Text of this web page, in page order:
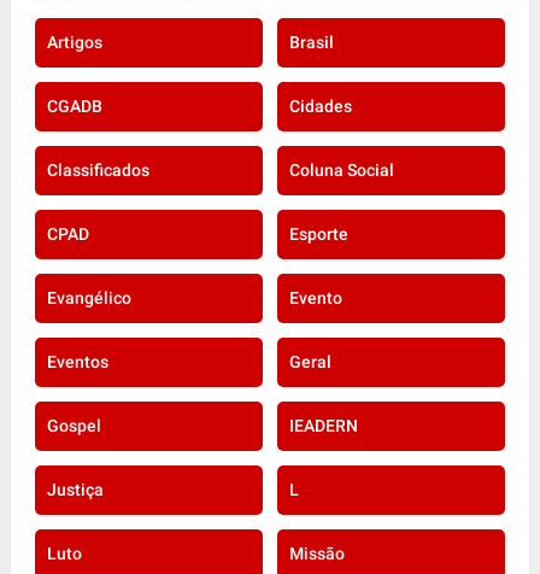
Artigos Brasil
CGADB Cidades
Classificados Coluna Social
CPAD Esporte
Evangélico Evento
Eventos Geral
Gospel IEADERN
Justiça L
Luto Missão